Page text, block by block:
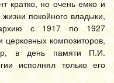
кратко, но очень емко и
покойного владыки,
с 1917 по 1927
композиторов,
в день памяти П.И.
исполнял только его